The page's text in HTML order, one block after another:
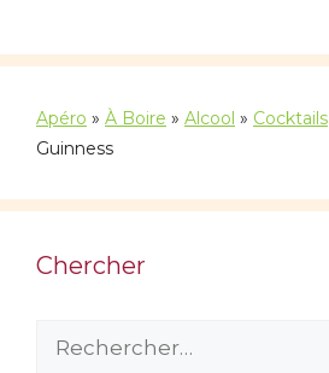
Apéro » À Boire » Alcool » Cocktails
Guinness
Chercher